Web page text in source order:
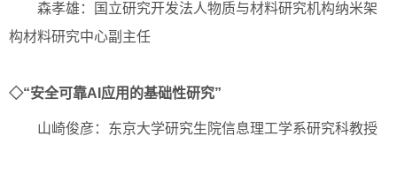
森孝雄：国立研究开发法人物质与材料研究机构纳米架
构材料研究中心副主任
◇“安全可靠AI应用的基础性研究”
山崎俊彦：东京大学研究生院信息理工学系研究科教授